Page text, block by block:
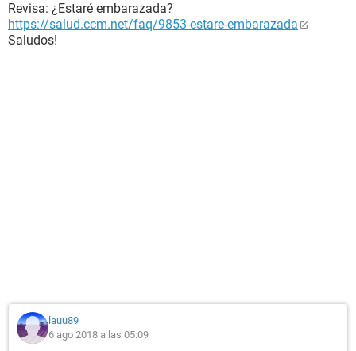
Revisa: ¿Estaré embarazada?
https://salud.ccm.net/faq/9853-estare-embarazada
Saludos!
lauu89
6 ago 2018 a las 05:09